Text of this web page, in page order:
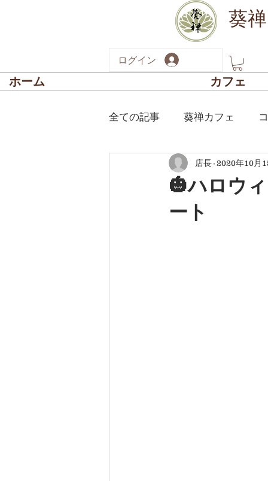
葵
ログイン
ホーム カフェ
全ての記事 葵禅カフェ
新型コロナに関する最新情報
🎃ハロウ
ート
店長 2020年10月